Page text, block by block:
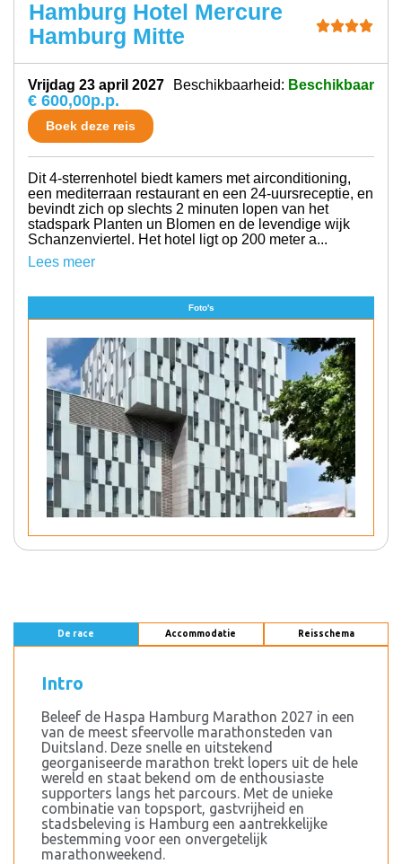
Hamburg Hotel Mercure
Hamburg Mitte
vrijdag 23 april 2027 Beschikbaarheid: Beschikbaar
€ 600,00p.p.
Boek deze reis
Dit 4-sterrenhotel biedt kamers met airconditioning,
een mediterraan restaurant en een 24-uursreceptie, en
bevindt zich op slechts 2 minuten lopen van het
stadspark Planten un Blomen en de levendige wijk
Schanzenviertel. Het hotel ligt op 200 meter a...
Lees meer
Foto's
De race Accommodatie Reisschema
Intro
Beleef de Haspa Hamburg Marathon 2027 in een
van de meest sfeervolle marathonsteden van
Duitsland. Deze snelle en uitstekend
georganiseerde marathon trekt lopers uit de hele
wereld en staat bekend om de enthousiaste
supporters langs het parcours. Met de unieke
combinatie van topsport, gastvrijheid en
stadsbeleving is Hamburg een aantrekkelijke
bestemming voor een onvergetelijk
marathonweekend.